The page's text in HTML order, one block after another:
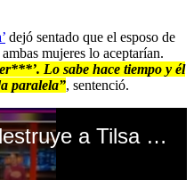
dejó sentado que el esposo de
mujeres lo aceptarían.
Lo sabe hace tiempo y él
paralela”, sentenció.
TROME - Magaly destruye a Tilsa por tildar a Silvia Cornejo de ‘cuernejo’ tras ampay a su esposo: “Tremenda conch***”